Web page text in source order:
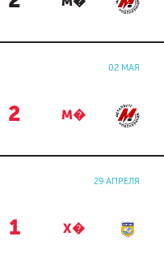
02 МАЯ
2 М�
29 АПРЕЛЯ
1 Х�